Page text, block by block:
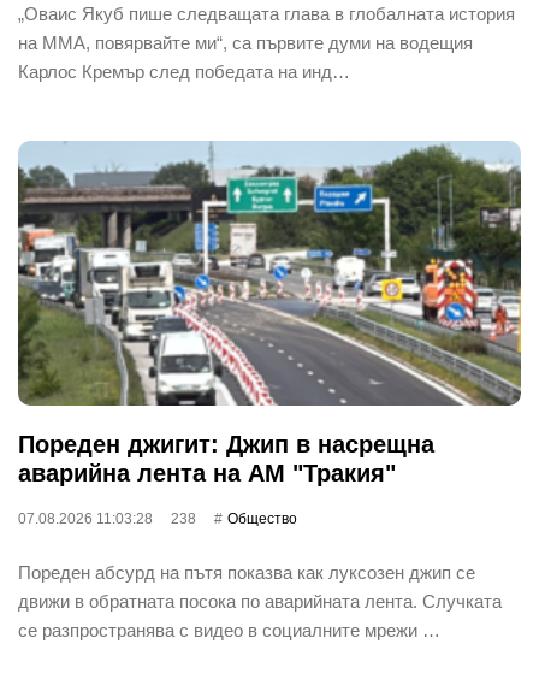
„Оваис Якуб пише следващата глава в глобалната история
на ММА, повярвайте ми“, са първите думи на водещия
Карлос Кремър след победата на инд…
Пореден джигит: Джип в насрещна
аварийна лента на АМ "Тракия"
07.08.2026 11:03:28 238 Общество
Пореден абсурд на пътя показва как луксозен джип се
движи в обратната посока по аварийната лента. Случката
се разпространява с видео в социалните мрежи …